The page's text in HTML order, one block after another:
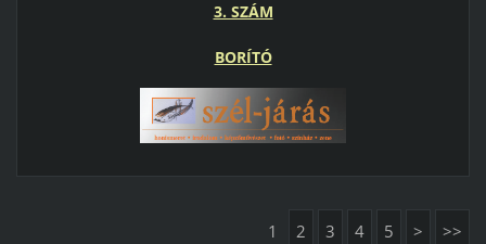
3. SZÁM
BORÍTÓ
1 2 3 4 5 > >>